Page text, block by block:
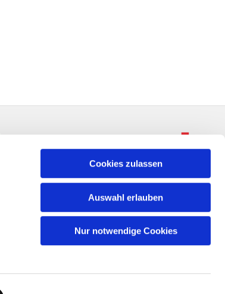
Cookies zulassen
Auswahl erlauben
Nur notwendige Cookies